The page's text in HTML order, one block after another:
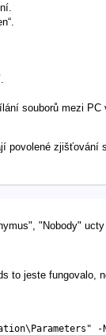
souborů mezi PC
zjišťování
"Nobody"
to jeste fungovalo,
-